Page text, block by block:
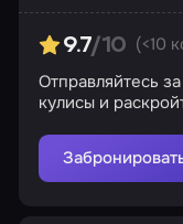
9.7/10 (<10
Отправляйтесь за
кулисы и
карнавала